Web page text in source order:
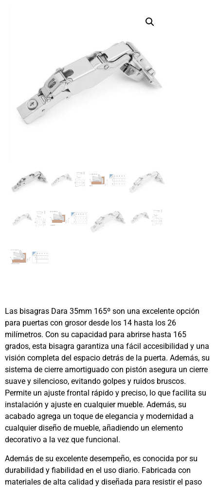
Las bisagras Dara 35mm 165º son una excelente opción
para puertas con grosor desde los 14 hasta los 26
milímetros. Con su capacidad para abrirse hasta 165
grados, esta bisagra garantiza una fácil accesibilidad y una
visión completa del espacio detrás de la puerta. Además, su
sistema de cierre amortiguado con pistón asegura un cierre
suave y silencioso, evitando golpes y ruidos bruscos.
Permite un ajuste frontal rápido y preciso, lo que facilita su
instalación y ajuste en cualquier mueble. Además, su
acabado agrega un toque de elegancia y modernidad a
cualquier diseño de mueble, añadiendo un elemento
decorativo a la vez que funcional.
Además de su excelente desempeño, es conocida por su
durabilidad y fiabilidad en el uso diario. Fabricada con
materiales de alta calidad y diseñada para resistir el paso